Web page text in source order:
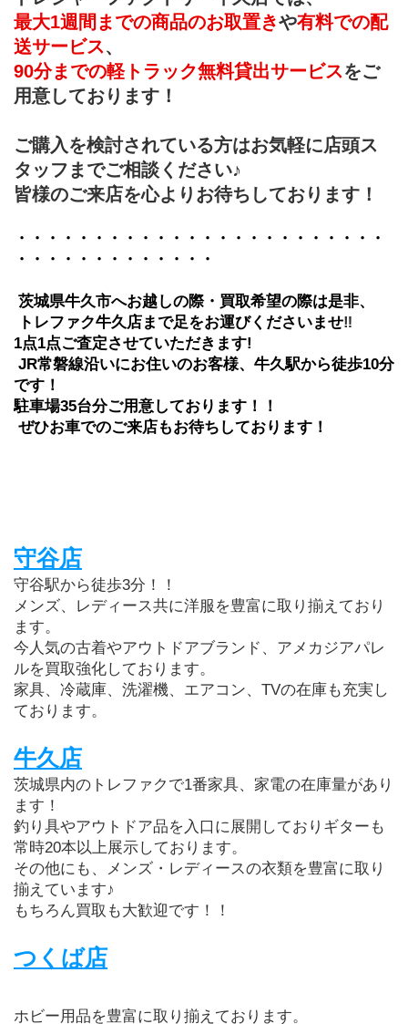
最大1週間までの商品のお取置きや有料での配
送サービス、
90分までの軽トラック無料貸出サービスをご
用意しております！
ご購入を検討されている方はお気軽に店頭ス
タッフまでご相談ください♪
皆様のご来店を心よりお待ちしております！
・・・・・・・・・・・・・・・・・・・・・・・・
・・・・・・・・・・・・・
茨城県牛久市へお越しの際・買取希望の際は是非、
トレファク牛久店まで足をお運びくださいませ‼
1点1点ご査定させていただきます!
です！
駐車場35台分ご用意しております！！
ぜひお車でのご来店もお待ちしております！
守谷店
守谷駅から徒歩3分！！
メンズ、レディース共に洋服を豊富に取り揃えており
ます。
今人気の古着やアウトドアブランド、アメカジアパレ
ルを買取強化しております。
家具、冷蔵庫、洗濯機、エアコン、TVの在庫も充実し
ております。
牛久店
茨城県内のトレファクで1番家具、家電の在庫量があり
ます！
釣り具やアウトドア品を入口に展開しておりギターも
常時20本以上展示しております。
その他にも、メンズ・レディースの衣類を豊富に取り
揃えています♪
もちろん買取も大歓迎です！！
つくば店
ホビー用品を豊富に取り揃えております。